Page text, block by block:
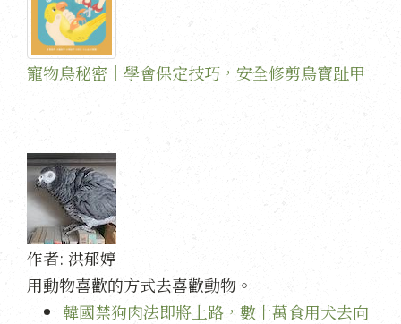
寵物鳥秘密｜學會保定技巧，安全修剪鳥寶趾甲
作者: 洪郁婷
用動物喜歡的方式去喜歡動物。
韓國禁狗肉法即將上路，數十萬食用犬去向